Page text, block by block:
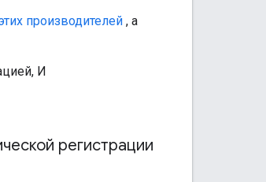
производителей , а
И
регистрации